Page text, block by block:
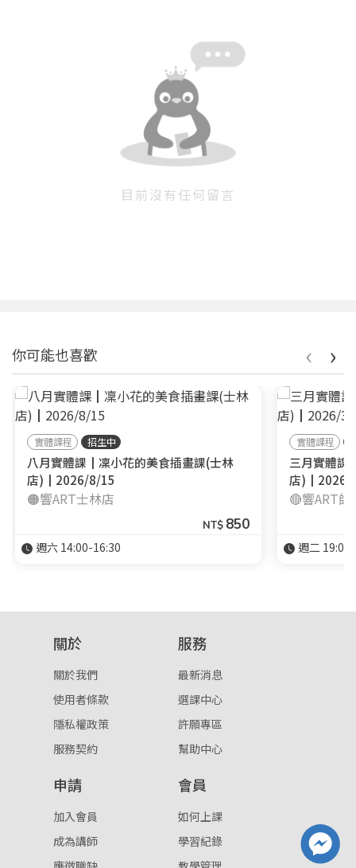
目前沒有任何留言
你可能也喜歡
實體課程 招生中
八月實體課┃凜小花的美食插畫課(士林
店)┃2026/8/15
🟠響ART士林店
NT$ 850
週六 14:00-16:30
實體課程
三月實體課
店)┃2026/
🔴響ART師
週二
‹ ›
關於
關於我們
使用者條款
隱私權政策
服務契約
服務
最新消息
選課中心
許願專區
幫助中心
申請
加入會員
成為講師
會員
如何上課
學習紀錄